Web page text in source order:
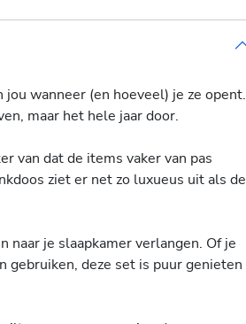
wanneer (en hoeveel) je ze opent.
maar het hele jaar door.
van dat de items vaker van pas
ziet er net zo luxueus uit als de
naar je slaapkamer verlangen. Of je
gebruiken, deze set is puur genieten